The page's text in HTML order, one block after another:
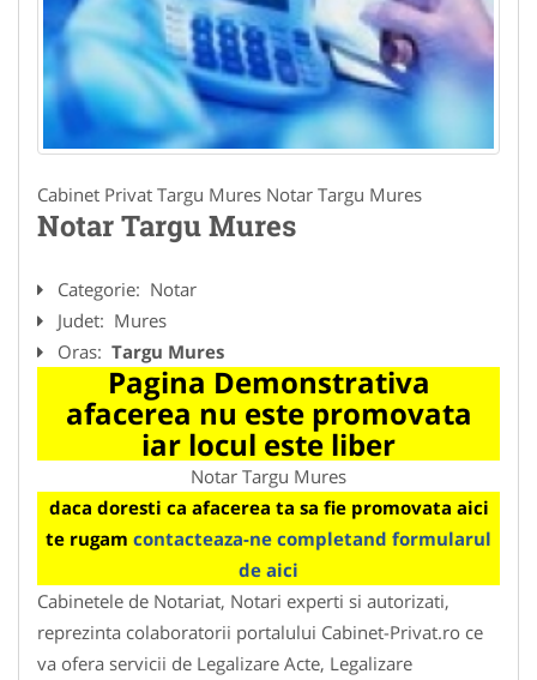
Cabinet Privat Targu Mures Notar Targu Mures
Notar Targu Mures
Categorie: Notar
Judet: Mures
Oras: Targu Mures
Pagina Demonstrativa
afacerea nu este promovata
iar locul este liber
Notar Targu Mures
daca doresti ca afacerea ta sa fie promovata aici
te rugam contacteaza-ne completand formularul
de aici
Cabinetele de Notariat, Notari experti si autorizati,
reprezinta colaboratorii portalului Cabinet-Privat.ro ce
va ofera servicii de Legalizare Acte, Legalizare